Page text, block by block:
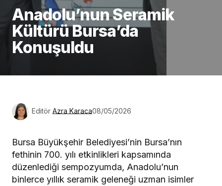
Anadolu’nun Seramik
Kültürü Bursa’da
Konuşuldu
Editör Azra Karaca08/05/2026
Bursa Büyükşehir Belediyesi’nin Bursa’nın
fethinin 700. yılı etkinlikleri kapsamında
düzenlediği sempozyumda, Anadolu’nun
binlerce yıllık seramik geleneği uzman isimler